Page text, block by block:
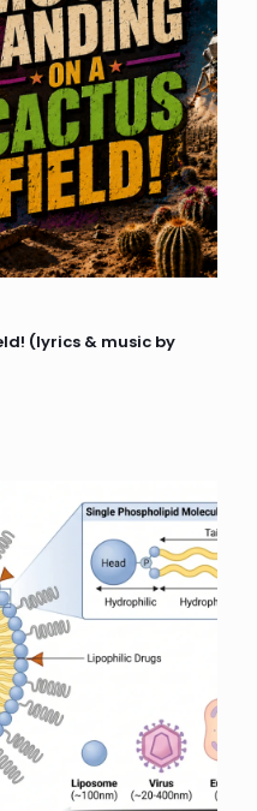
(lyrics & music by